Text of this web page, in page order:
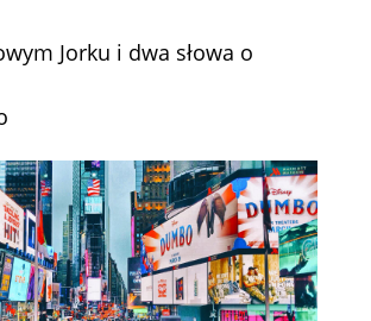
Jorku i dwa słowa o